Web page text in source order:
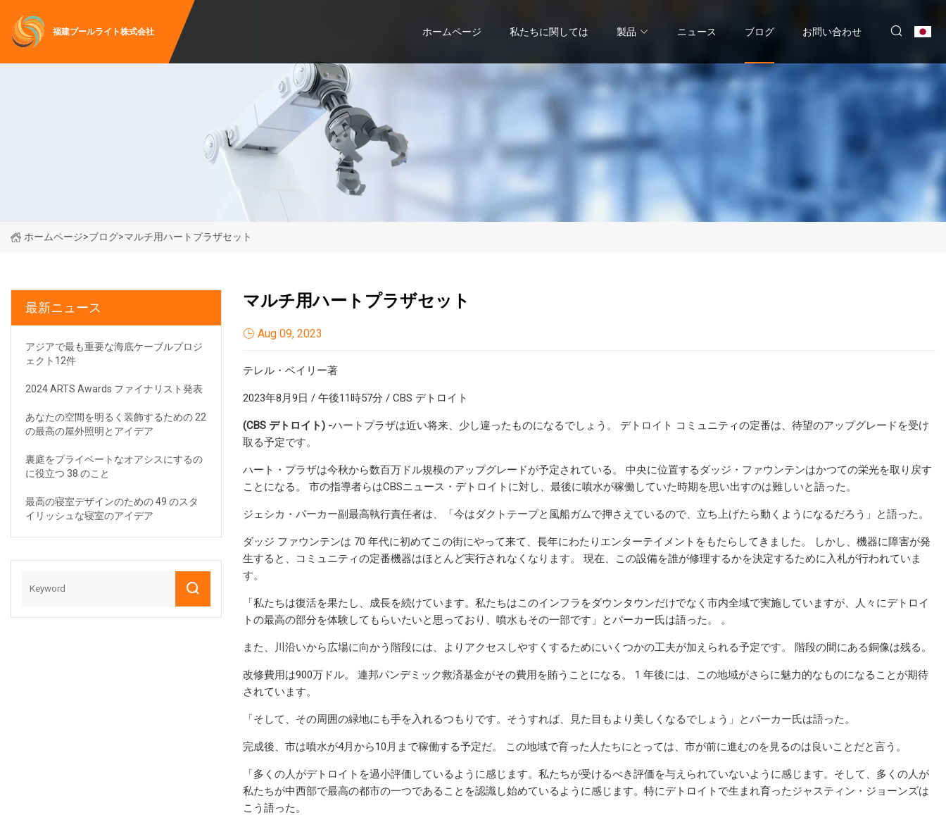
福建プールライト株式会社 ホームページ 私たちに関しては 製品 ニュース ブログ お問い合わせ
ホームページ>ブログ>マルチ用ハートプラザセット
最新ニュース
アジアで最も重要な海底ケーブルプロジ
ェクト12件
2024 ARTS Awards ファイナリスト発表
あなたの空間を明るく装飾するための 22
の最高の屋外照明とアイデア
裏庭をプライベートなオアシスにするの
に役立つ 38 のこと
最高の寝室デザインのための 49 のスタ
イリッシュな寝室のアイデア
マルチ用ハートプラザセット
Aug 09, 2023
テレル・ベイリー著
2023年8月9日 / 午後11時57分 / CBS デトロイト
(CBS デトロイト) -ハートプラザは近い将来、少し違ったものになるでしょう。 デトロイト コミュニティの定番は、待望のアップグレードを受け
取る予定です。
ハート・プラザは今秋から数百万ドル規模のアップグレードが予定されている。 中央に位置するダッジ・ファウンテンはかつての栄光を取り戻す
ことになる。 市の指導者らはCBSニュース・デトロイトに対し、最後に噴水が稼働していた時期を思い出すのは難しいと語った。
ジェシカ・パーカー副最高執行責任者は、「今はダクトテープと風船ガムで押さえているので、立ち上げたら動くようになるだろう」と語った。
ダッジ ファウンテンは 70 年代に初めてこの街にやって来て、長年にわたりエンターテイメントをもたらしてきました。 しかし、機器に障害が発
生すると、コミュニティの定番機器はほとんど実行されなくなります。 現在、この設備を誰が修理するかを決定するために入札が行われていま
す。
「私たちは復活を果たし、成長を続けています。私たちはこのインフラをダウンタウンだけでなく市内全域で実施していますが、人々にデトロイ
トの最高の部分を体験してもらいたいと思っており、噴水もその一部です」とパーカー氏は語った。 。
また、川沿いから広場に向かう階段には、よりアクセスしやすくするためにいくつかの工夫が加えられる予定です。 階段の間にある銅像は残る。
改修費用は900万ドル。 連邦パンデミック救済基金がその費用を賄うことになる。 1 年後には、この地域がさらに魅力的なものになることが期待
されています。
「そして、その周囲の緑地にも手を入れるつもりです。そうすれば、見た目もより美しくなるでしょう」とパーカー氏は語った。
完成後、市は噴水が4月から10月まで稼働する予定だ。 この地域で育った人たちにとっては、市が前に進むのを見るのは良いことだと言う。
「多くの人がデトロイトを過小評価しているように感じます。私たちが受けるべき評価を与えられていないように感じます。そして、多くの人が
私たちが中西部で最高の都市の一つであることを認識し始めているように感じます。特にデトロイトで生まれ育ったジャスティン・ジョーンズは
こう語った。